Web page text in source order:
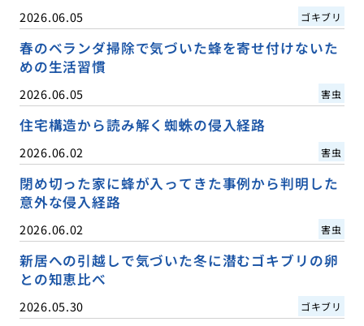
2026.06.05 ゴキブリ
春のベランダ掃除で気づいた蜂を寄せ付けないた
めの生活習慣
2026.06.05 害虫
住宅構造から読み解く蜘蛛の侵入経路
2026.06.02 害虫
閉め切った家に蜂が入ってきた事例から判明した
意外な侵入経路
2026.06.02 害虫
新居への引越しで気づいた冬に潜むゴキブリの卵
との知恵比べ
2026.05.30 ゴキブリ